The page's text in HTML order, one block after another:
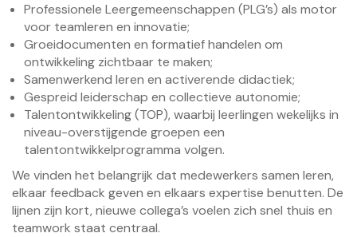
Professionele Leergemeenschappen (PLG’s) als motor
voor teamleren en innovatie;
Groeidocumenten en formatief handelen om
ontwikkeling zichtbaar te maken;
Samenwerkend leren en activerende didactiek;
Gespreid leiderschap en collectieve autonomie;
Talentontwikkeling (TOP), waarbij leerlingen wekelijks in
niveau-overstijgende groepen een
talentontwikkelprogramma volgen.
We vinden het belangrijk dat medewerkers samen leren,
elkaar feedback geven en elkaars expertise benutten. De
lijnen zijn kort, nieuwe collega’s voelen zich snel thuis en
teamwork staat centraal.